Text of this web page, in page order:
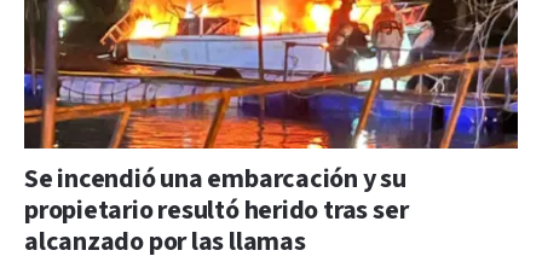
Se incendió una embarcación y su
propietario resultó herido tras ser
alcanzado por las llamas